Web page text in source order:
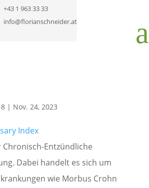
+43 1 963 33 33
info@florianschneider.at
a
| Nov. 24, 2023
Index
Entzündliche
Dabei handelt es sich um
wie Morbus Crohn